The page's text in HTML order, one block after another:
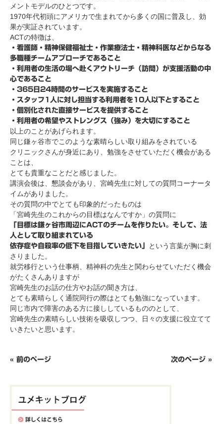
メントモデルのひとつです。
1970年代初頭にアメリカで生まれてから多くの国に普及し、効
果が実証されています。
ACTの特徴は、
・看護師・精神保健福祉士・作業療法士・精神科医などからなる
多職種チームアプローチであること
・利用者の生活の場へ赴くアウトリーチ（訪問）が支援活動の中
心であること
・365日24時間のサービスを実施すること
・スタッフ1人に対し担当する利用者を10人以下とすること
・個別化された直接サービスを提供すること
・利用者の希望やストレングス（強み）を大切にすること
以上のことがあげられます。
同じ鎌ヶ谷市でこのような素晴らしい取り組みをされている
クリニックさんが身近にあり、勉強をさせていただく機会がある
ことは、
とても貴重なことだと感じました。
講演会後は、懇談会があり、宮崎先生に対しての質問コーナータ
イムがありました。
その質問の中でとても印象的だったものは
「宮崎先生のこれからの目標はなんですか」の質問に
「目標は鎌ヶ谷市周辺にACTのチームを作りたい。そして、法
人として取り組まれている
依存症や自殺率の低下を目指していきたい」
という言葉が胸に刺
さりました。
就労移行という仕事柄、精神科の先生と関わらせていただく機会
がたくさんありますが
宮崎先生のお話の仕方やお話の聞き方は、
とても素晴らしく通院同行の際はとても勉強になっています。
同じ市内で障害のある方に接ししているもののとして、
宮崎先生の素晴らしい技術を吸収しつつ、日々の支援に役立てて
いきたいと思います。
« 前のページ 次のページ »